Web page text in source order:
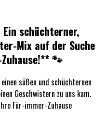
schüchterner,
Mix auf der Suche
🐾
süßen und schüchternen
Geschwistern zu uns kam.
Für-immer-Zuhause